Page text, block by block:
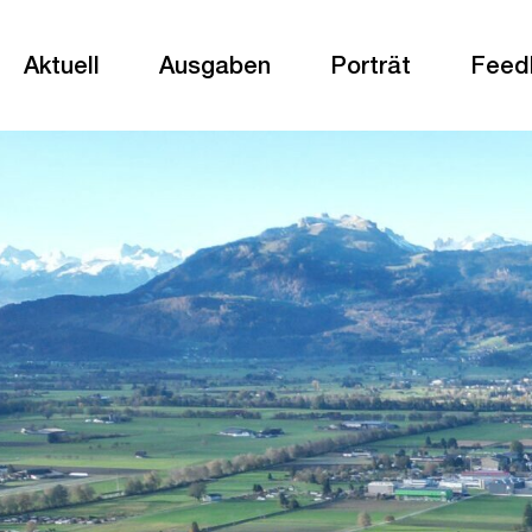
Aktuell Ausgaben Porträt